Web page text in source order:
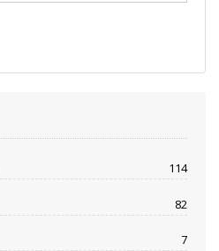
114
82
7